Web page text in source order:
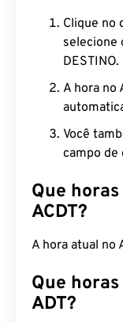
Clique no
selecione
DESTINO.
A hora no
Você
campo de
Que
ACDT?
A hora atual no
Que horas